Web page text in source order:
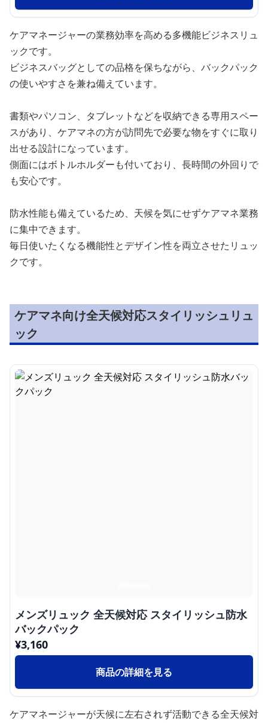
ケアマネージャーの業務効率を高める多機能ビジネスリュ
ックです。
ビジネスバッグとしての品格を保ちながら、バックパック
の使いやすさを兼ね備えています。
書類やパソコン、タブレットなどを収納できる専用スペー
スがあり、ケアマネの方が訪問先で必要な物をすぐに取り
出せる設計になっています。
側面にはボトルホルダーも付いており、長時間の外回りで
も安心です。
防水性能も備えているため、天候を気にせずケアマネ業務
に集中できます。
毎日使いたくなる機能性とデザイン性を両立させたリュッ
クです。
ケアマネ向け全天候対応スタイリッシュリュ
ック
メンズリュック 全天候対応 スタイリッシュ防水
バックパック
¥3,160
商品の詳細を見る
ケアマネージャーが天候に左右されず活動できる全天候対